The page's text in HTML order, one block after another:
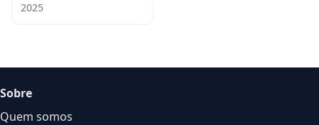
2025
Sobre
Quem somos